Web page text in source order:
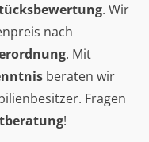
. Wir
nach
. Mit
beraten wir
Fragen
!